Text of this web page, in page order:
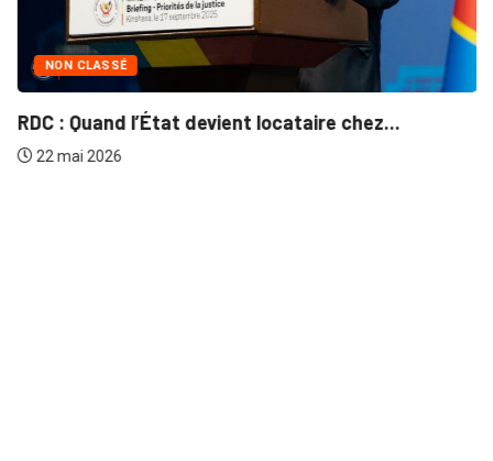
NON CLASSÉ
RDC : Quand l’État devient locataire chez...
22 mai 2026